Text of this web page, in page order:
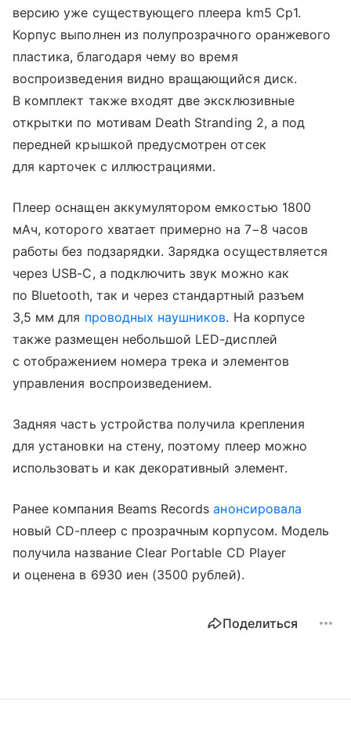
версию уже существующего плеера km5 Cp1.
Корпус выполнен из полупрозрачного оранжевого
пластика, благодаря чему во время
воспроизведения видно вращающийся диск.
В комплект также входят две эксклюзивные
открытки по мотивам Death Stranding 2, а под
передней крышкой предусмотрен отсек
для карточек с иллюстрациями.
Плеер оснащен аккумулятором емкостью 1800
мАч, которого хватает примерно на 7−8 часов
работы без подзарядки. Зарядка осуществляется
через USB-C, а подключить звук можно как
по Bluetooth, так и через стандартный разъем
3,5 мм для проводных наушников. На корпусе
также размещен небольшой LED-дисплей
с отображением номера трека и элементов
управления воспроизведением.
Задняя часть устройства получила крепления
для установки на стену, поэтому плеер можно
использовать и как декоративный элемент.
Ранее компания Beams Recordsанонсировала
новый CD-плеер с прозрачным корпусом. Модель
получила название Clear Portable CD Player
и оценена в 6930 иен (3500 рублей).
Поделиться